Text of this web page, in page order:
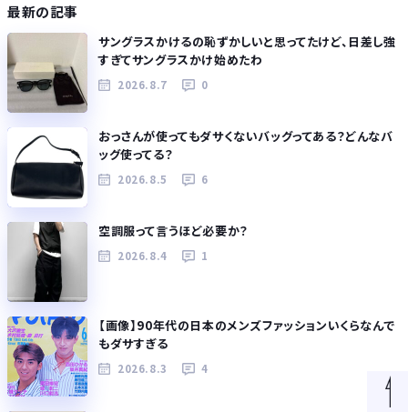
最新の記事
サングラスかけるの恥ずかしいと思ってたけど、日差し強
すぎてサングラスかけ始めたわ
2026.8.7 0
おっさんが使ってもダサくないバッグってある？どんなバ
ッグ使ってる？
2026.8.5 6
空調服って言うほど必要か？
2026.8.4 1
【画像】90年代の日本のメンズファッションいくらなんで
もダサすぎる
2026.8.3 4